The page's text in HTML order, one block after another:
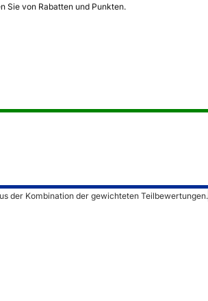
Sie von Rabatten und Punkten.
der Kombination der gewichteten Teilbewertungen.